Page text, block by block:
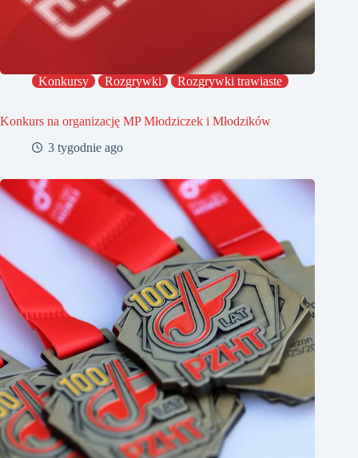
Konkursy Rozgrywki Rozgrywki trawiaste
Konkurs na organizację MP Młodziczek i Młodzików
3 tygodnie ago